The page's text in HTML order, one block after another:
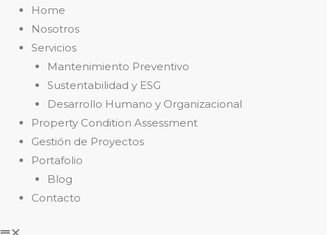
Home
Nosotros
Servicios
Mantenimiento Preventivo
Sustentabilidad y ESG
Desarrollo Humano y Organizacional
Property Condition Assessment
Gestión de Proyectos
Portafolio
Blog
Contacto